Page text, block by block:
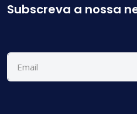
Subscreva a nossa